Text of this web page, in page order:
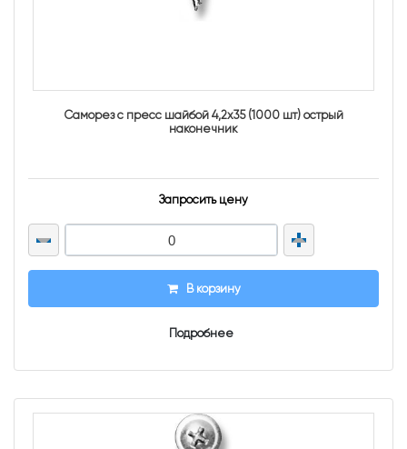
Саморез с пресс шайбой 4,2х35 (1000 шт) острый
наконечник
Запросить цену
В корзину
Подробнее